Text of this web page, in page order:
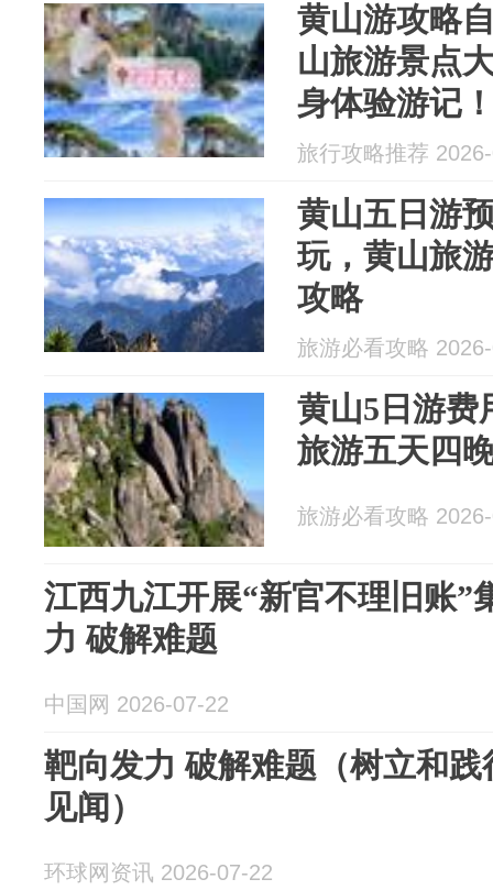
黄山游攻略
山旅游景点
身体验游记
旅行攻略推荐
黄山五日游
玩，黄山旅
攻略
旅游必看攻略
黄山5日游费
旅游五天四
旅游必看攻略
江西九江开展“新官不理旧账
力 破解难题
中国网 2026-07-22
靶向发力 破解难题（树立和践
见闻）
环球网资讯 2026-07-22